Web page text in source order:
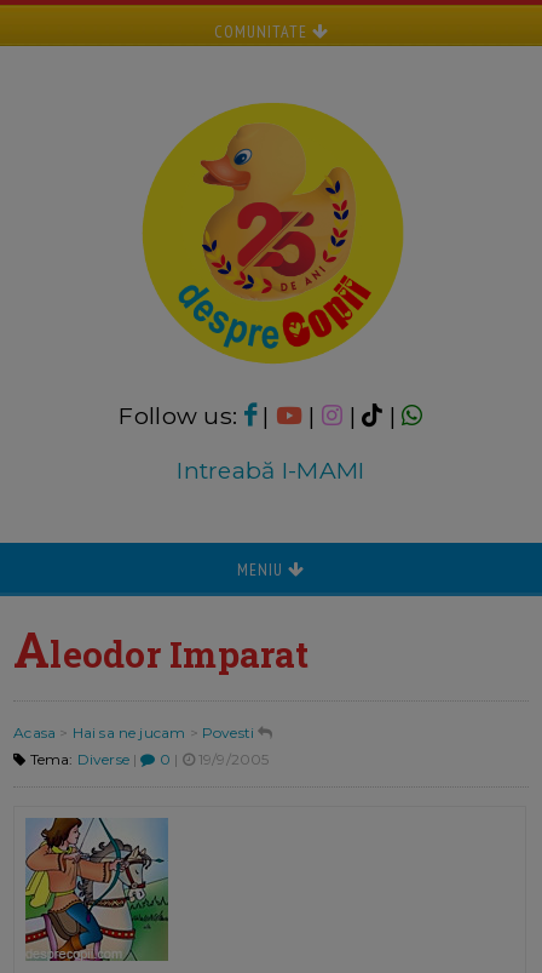
COMUNITATE
Follow us: | | |
|
Intreabă I-MAMI
MENIU
Aleodor Imparat
Acasa > Hai sa ne jucam > Povesti
Tema: Diverse| 0 | 19/9/2005